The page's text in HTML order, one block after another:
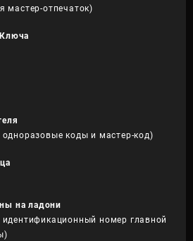
мастер-отпечаток)
коды и мастер-код)
на ладони
номер главной